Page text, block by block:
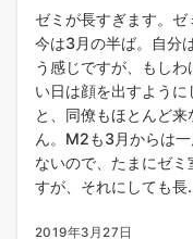
ゼミが長すぎます。ゼ
今は3月の半ば。自分
う感じですが、もし
い日は顔を出すよう
と、同僚もほとんど
ん。M2も3月からは
ないので、たまにゼ
すが、それにしても長
2019年3月27日